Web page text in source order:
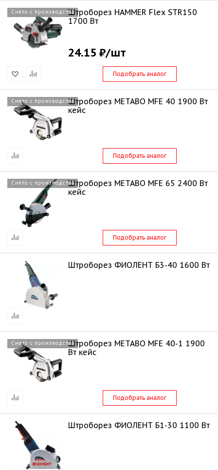
Снято с производстваШтроборез HAMMER Flex STR150
1700 Вт
24.15 ₽/шт
Подобрать аналог
Снято с производстваШтроборез METABO MFE 40 1900 Вт
кейс
Подобрать аналог
Снято с производстваШтроборез METABO MFE 65 2400 Вт
кейс
Подобрать аналог
Штроборез ФИОЛЕНТ Б3-40 1600 Вт
Снято с производстваШтроборез METABO MFE 40-1 1900
Вт кейс
Подобрать аналог
Штроборез ФИОЛЕНТ Б1-30 1100 Вт